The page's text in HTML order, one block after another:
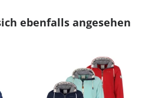
ebenfalls angesehen